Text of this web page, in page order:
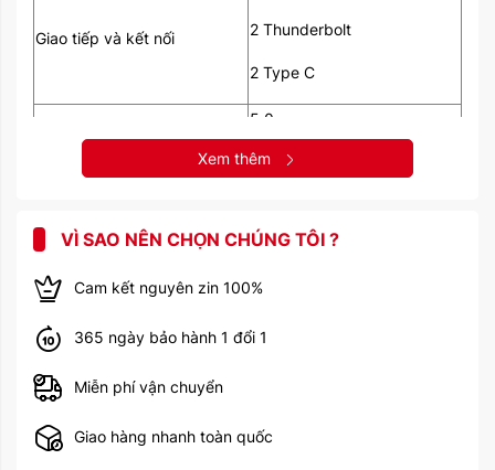
Giao tiếp và kết nối 2 Thunderbolt
2 Type C
5.0
Webcam HD720p
Năm ra mắt
2020
Tình trạng sản phẩm
Máy like new (Updating)
Xem thêm
VÌ SAO NÊN CHỌN CHÚNG TÔI ?
Cam kết nguyên zin 100%
365 ngày bảo hành 1 đổi 1
Miễn phí vận chuyển
Giao hàng nhanh toàn quốc